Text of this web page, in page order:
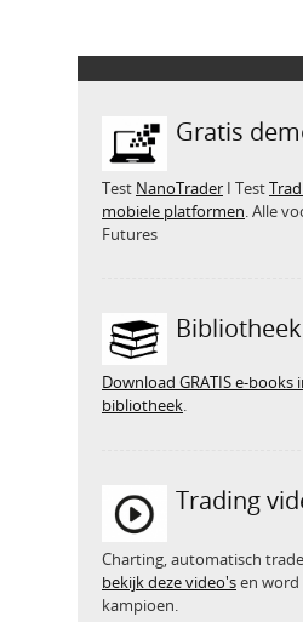
Gratis
Test NanoTrader I Test
mobiele platformen. Alle
Futures
Bibliotheek
Download GRATIS e-books
bibliotheek.
Trading
Charting, automatisch
bekijk deze video'sen
kampioen.